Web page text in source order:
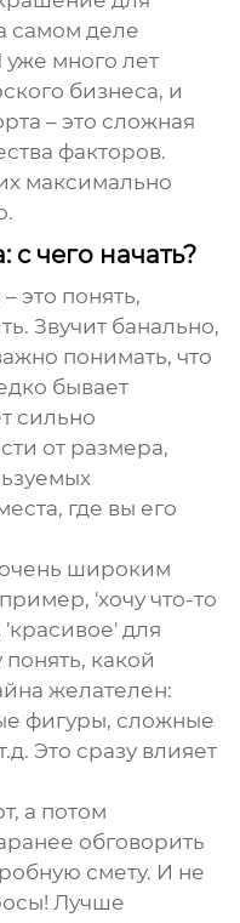
самом деле
много лет
бизнеса, и
– это сложная
факторов.
максимально
чего начать?
это понять,
Звучит банально,
понимать, что
бывает
сильно
от размера,
где вы его
очень широким
'хочу что-то
для
какой
желателен:
фигуры, сложные
Это сразу влияет
а потом
обговорить
смету. И не
Лучше